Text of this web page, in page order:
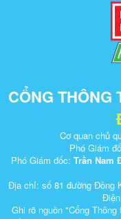
CỔNG THÔNG
Cơ quan chủ
Phó Giám
Phó Giám đốc: Trần Nam
Địa chỉ: số 81 đường Đồng
Ghi rõ nguồn "Cổng